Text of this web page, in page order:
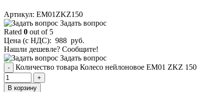
Aртикул: EM01ZKZ150
Задать вопрос
Rated 0 out of 5
Цена (с НДС): 988 руб.
Нашли дешевле? Сообщите!
Задать вопрос
- Количество товара Колесо нейлоновое EM01 ZKZ 150
+
В корзину